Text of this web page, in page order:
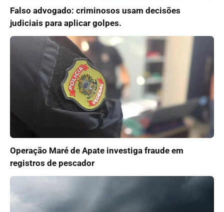
Falso advogado: criminosos usam decisões
judiciais para aplicar golpes.
Operação Maré de Apate investiga fraude em
registros de pescador